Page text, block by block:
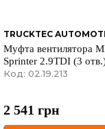
TRUCKTEC
Муфта вентилятора
Sprinter 2.9TDI (3
Код: 02.19.213
2 541 грн